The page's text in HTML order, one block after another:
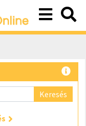
Keresés